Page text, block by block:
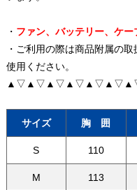
・ ファン、バッテリー、ケー
・ご利用の際は商品附属の
使用ください。
サイズ 胸 囲
S 110
M 113